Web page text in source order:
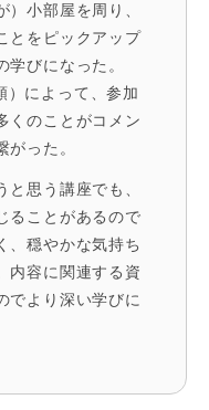
小部屋を周り、
とをピックアップ
学びになった。
）によって、参加
くのことがコメン
がった。
と思う講座でも、
ることがあるので
、穏やかな気持ち
内容に関連する資
でより深い学びに